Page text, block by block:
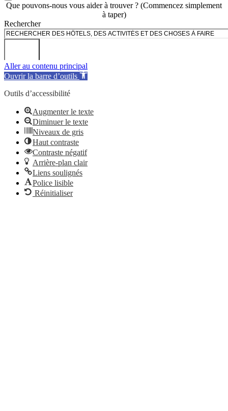
Que pouvons-nous vous aider à trouver ? (Commencez simplement
à taper)
Rechercher
Aller au contenu principal
Ouvrir la barre d’outils
Outils d’accessibilité
Augmenter le texte
Diminuer le texte
Niveaux de gris
Haut contraste
Contraste négatif
Arrière-plan clair
Liens soulignés
Police lisible
Réinitialiser